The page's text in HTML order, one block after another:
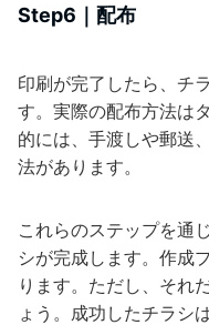
Step6｜配布
印刷が完了したら、チ
す。実際の配布方法は
的には、手渡しや郵送
法があります。
これらのステップを通
シが完成します。作成
ります。ただし、それ
ょう。成功したチラシ